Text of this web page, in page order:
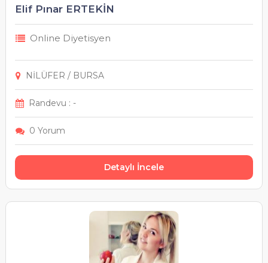
Gümüşhane
Hakkâri
Hatay
Iğdır
Isparta
Kahramanmaraş
Elif Pınar ERTEKİN
Online Diyetisyen
NİLÜFER / BURSA
Randevu : -
0 Yorum
Detaylı İncele